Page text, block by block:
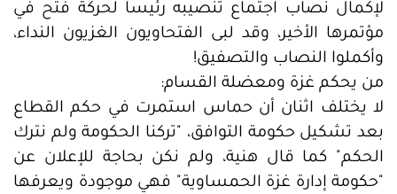
لإكمال نصاب اجتماع تنصيبه رئيسا لحركة فتح في
مؤتمرها الأخير، وقد لبى الفتحاويون الغزيون النداء،
وأكملوا النصاب والتصفيق!
من يحكم غزة ومعضلة القسام:
لا يختلف اثنان أن حماس استمرت في حكم القطاع
بعد تشكيل حكومة التوافق، "تركنا الحكومة ولم نترك
الحكم" كما قال هنية، ولم نكن بحاجة للإعلان عن
"حكومة إدارة غزة الحمساوية" فهي موجودة ويعرفها